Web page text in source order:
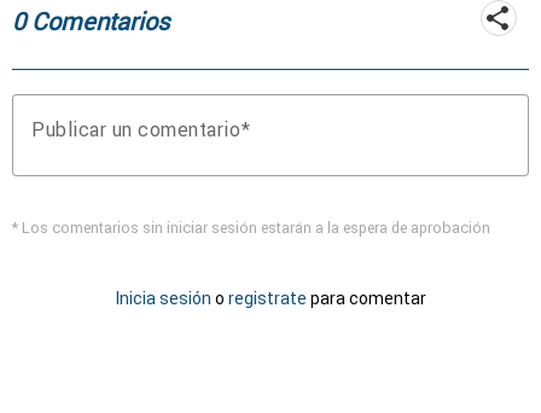
0 Comentarios
Publicar un comentario
* Los comentarios sin iniciar sesión estarán a la espera de aprobación
Inicia sesión o registrate para comentar